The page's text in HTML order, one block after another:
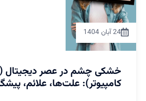
24 آبان 1404
خشکی چشم در عصر دیجیتال
کامپیوتر): علت‌ها، علائم،